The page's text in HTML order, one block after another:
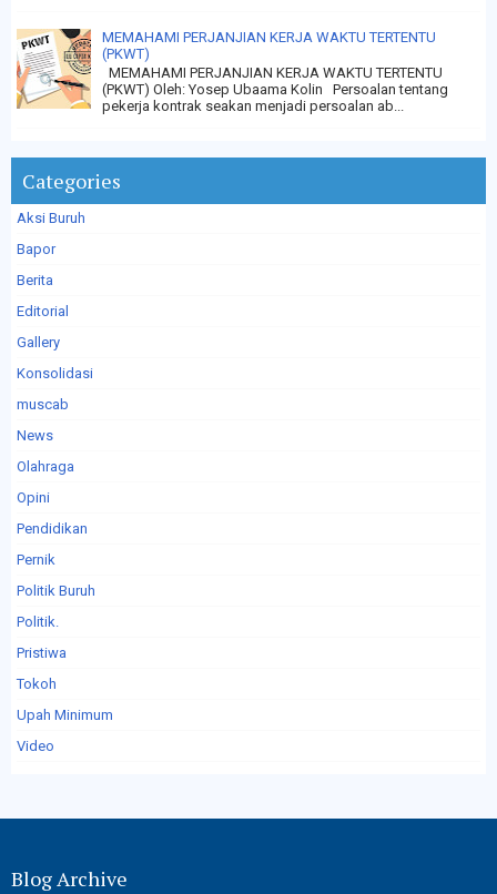
MEMAHAMI PERJANJIAN KERJA WAKTU TERTENTU
(PKWT)
MEMAHAMI PERJANJIAN KERJA WAKTU TERTENTU
(PKWT) Oleh: Yosep Ubaama Kolin Persoalan tentang
pekerja kontrak seakan menjadi persoalan ab...
Categories
Aksi Buruh
Bapor
Berita
Editorial
Gallery
Konsolidasi
muscab
News
Olahraga
Opini
Pendidikan
Pernik
Politik Buruh
Politik.
Pristiwa
Tokoh
Upah Minimum
Video
Blog Archive